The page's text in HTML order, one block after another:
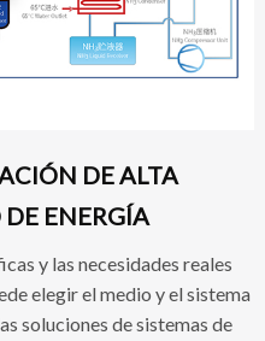
DE ALTA
ENERGÍA
y las necesidades reales
elegir el medio y el sistema
soluciones de sistemas de